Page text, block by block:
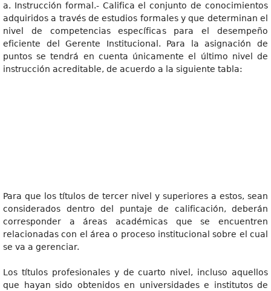
a. Instrucción formal.- Califica el conjunto de conocimientos
adquiridos a través de estudios formales y que determinan el
nivel de competencias específicas para el desempeño
eficiente del Gerente Institucional. Para la asignación de
puntos se tendrá en cuenta únicamente el último nivel de
instrucción acreditable, de acuerdo a la siguiente tabla:
Para que los títulos de tercer nivel y superiores a estos, sean
considerados dentro del puntaje de calificación, deberán
corresponder a áreas académicas que se encuentren
relacionadas con el área o proceso institucional sobre el cual
se va a gerenciar.
Los títulos profesionales y de cuarto nivel, incluso aquellos
que hayan sido obtenidos en universidades e institutos de